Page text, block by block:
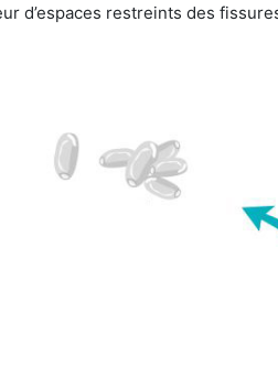
d’espaces restreints des